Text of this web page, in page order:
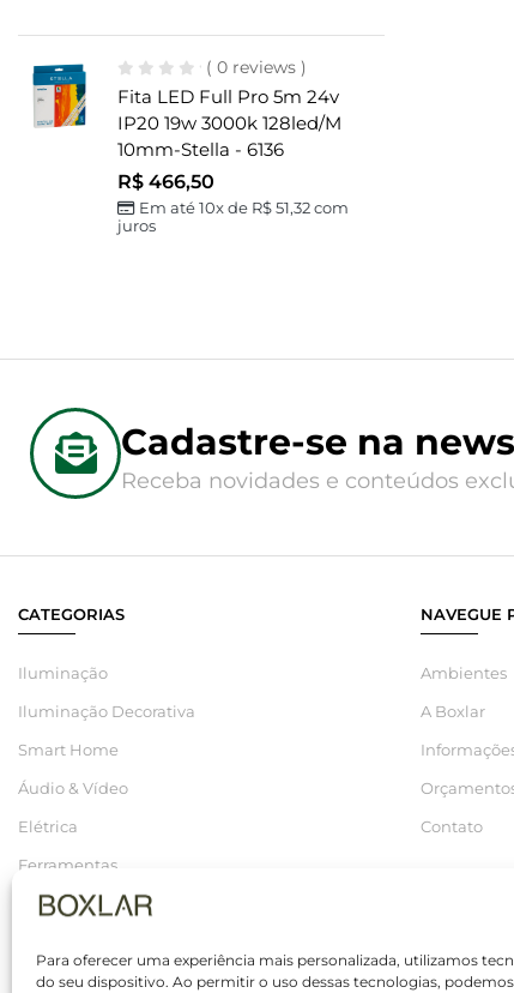
Para oferecer uma experiência mais personalizada, utilizamos
do seu dispositivo. Ao permitir o uso dessas tecnologias,
( 0 reviews )
Fita LED Full Pro 5m 24v
IP20 19w 3000k 128led/m
10mm-Stella - 6136
R$ 466,50
Em até 10x de R$51,32com
juros
Cadastre-se na
Receba novidades e conteúdos
CATEGORIAS
Iluminação
Iluminação Decorativa
Smart Home
Áudio & Vídeo
Elétrica
Ferramentas
Hidráulica
NAVEGUE
Ambientes
A Boxlar
Contato